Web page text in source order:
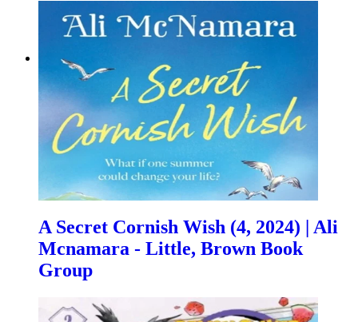
A Secret Cornish Wish (4, 2024) | Ali
Mcnamara - Little, Brown Book
Group